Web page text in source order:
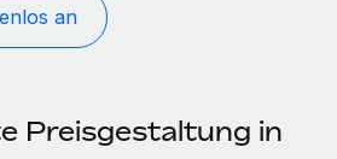
an
Preisgestaltung in